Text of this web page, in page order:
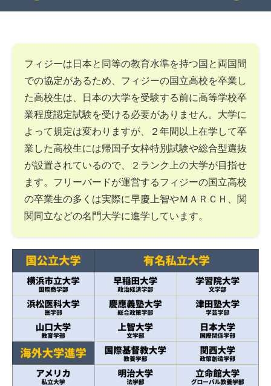
フィジーは日本と同等の教育水準を持つ国と両国間
での協定があるため、フィジーの国立高校を卒業し
た高校生は、日本の大学を受験する前に高等学校卒
業程度認定試験を受ける必要がありません。大学に
よって規定は変わりますが、２年間以上在学して卒
業した高校生には帰国子女枠特別試験や総合型選抜
が設置されているので、２ランク上の大学が目指せ
ます。フリーバードが運営するフィジーの国立高校
の卒業生の多くは実際に早慶上智やＭＡＲＣＨ、関
関同立などの名門大学に進学しています。